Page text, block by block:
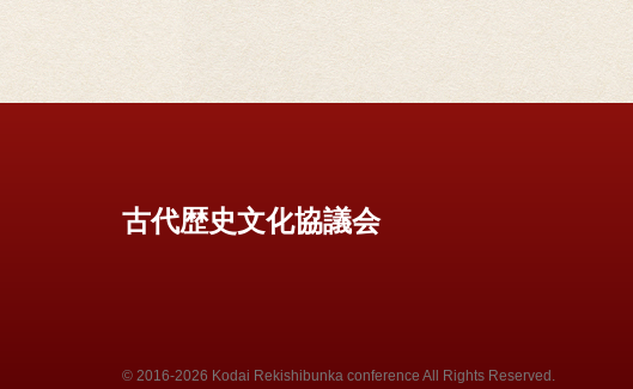
古代歴史文化協議会
© 2016-2026 Kodai Rekishibunka conference All Rights Reserved.